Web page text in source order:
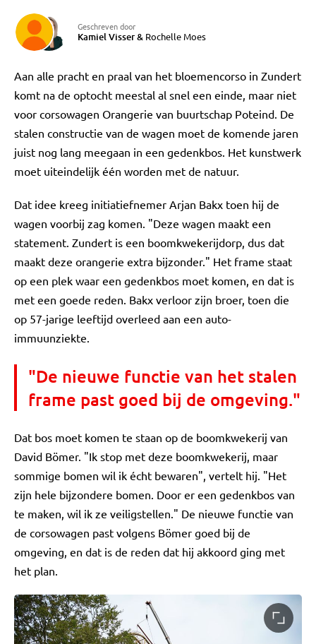
Geschreven door
Kamiel Visser& Rochelle Moes
Aan alle pracht en praal van het bloemencorso in Zundert
komt na de optocht meestal al snel een einde, maar niet
voor corsowagen Orangerie van buurtschap Poteind. De
stalen constructie van de wagen moet de komende jaren
juist nog lang meegaan in een gedenkbos. Het kunstwerk
moet uiteindelijk één worden met de natuur.
Dat idee kreeg initiatiefnemer Arjan Bakx toen hij de
wagen voorbij zag komen. "Deze wagen maakt een
statement. Zundert is een boomkwekerijdorp, dus dat
maakt deze orangerie extra bijzonder." Het frame staat
op een plek waar een gedenkbos moet komen, en dat is
met een goede reden. Bakx verloor zijn broer, toen die
op 57-jarige leeftijd overleed aan een auto-
immuunziekte.
"De nieuwe functie van het stalen
frame past goed bij de omgeving."
Dat bos moet komen te staan op de boomkwekerij van
David Bömer. "Ik stop met deze boomkwekerij, maar
sommige bomen wil ik écht bewaren", vertelt hij. "Het
zijn hele bijzondere bomen. Door er een gedenkbos van
te maken, wil ik ze veiligstellen." De nieuwe functie van
de corsowagen past volgens Bömer goed bij de
omgeving, en dat is de reden dat hij akkoord ging met
het plan.